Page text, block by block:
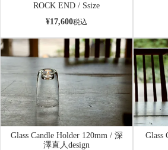
ROCK END / Ssize
¥17,600税込
Glass Candle Holder 120mm / 深
澤直人design
Glass